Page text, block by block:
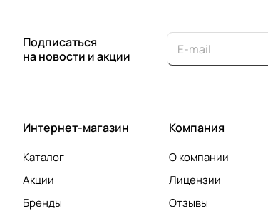
Подписаться
на новости и акции
Интернет-магазин
Каталог
Акции
Бренды
Компания
О компании
Лицензии
Отзывы